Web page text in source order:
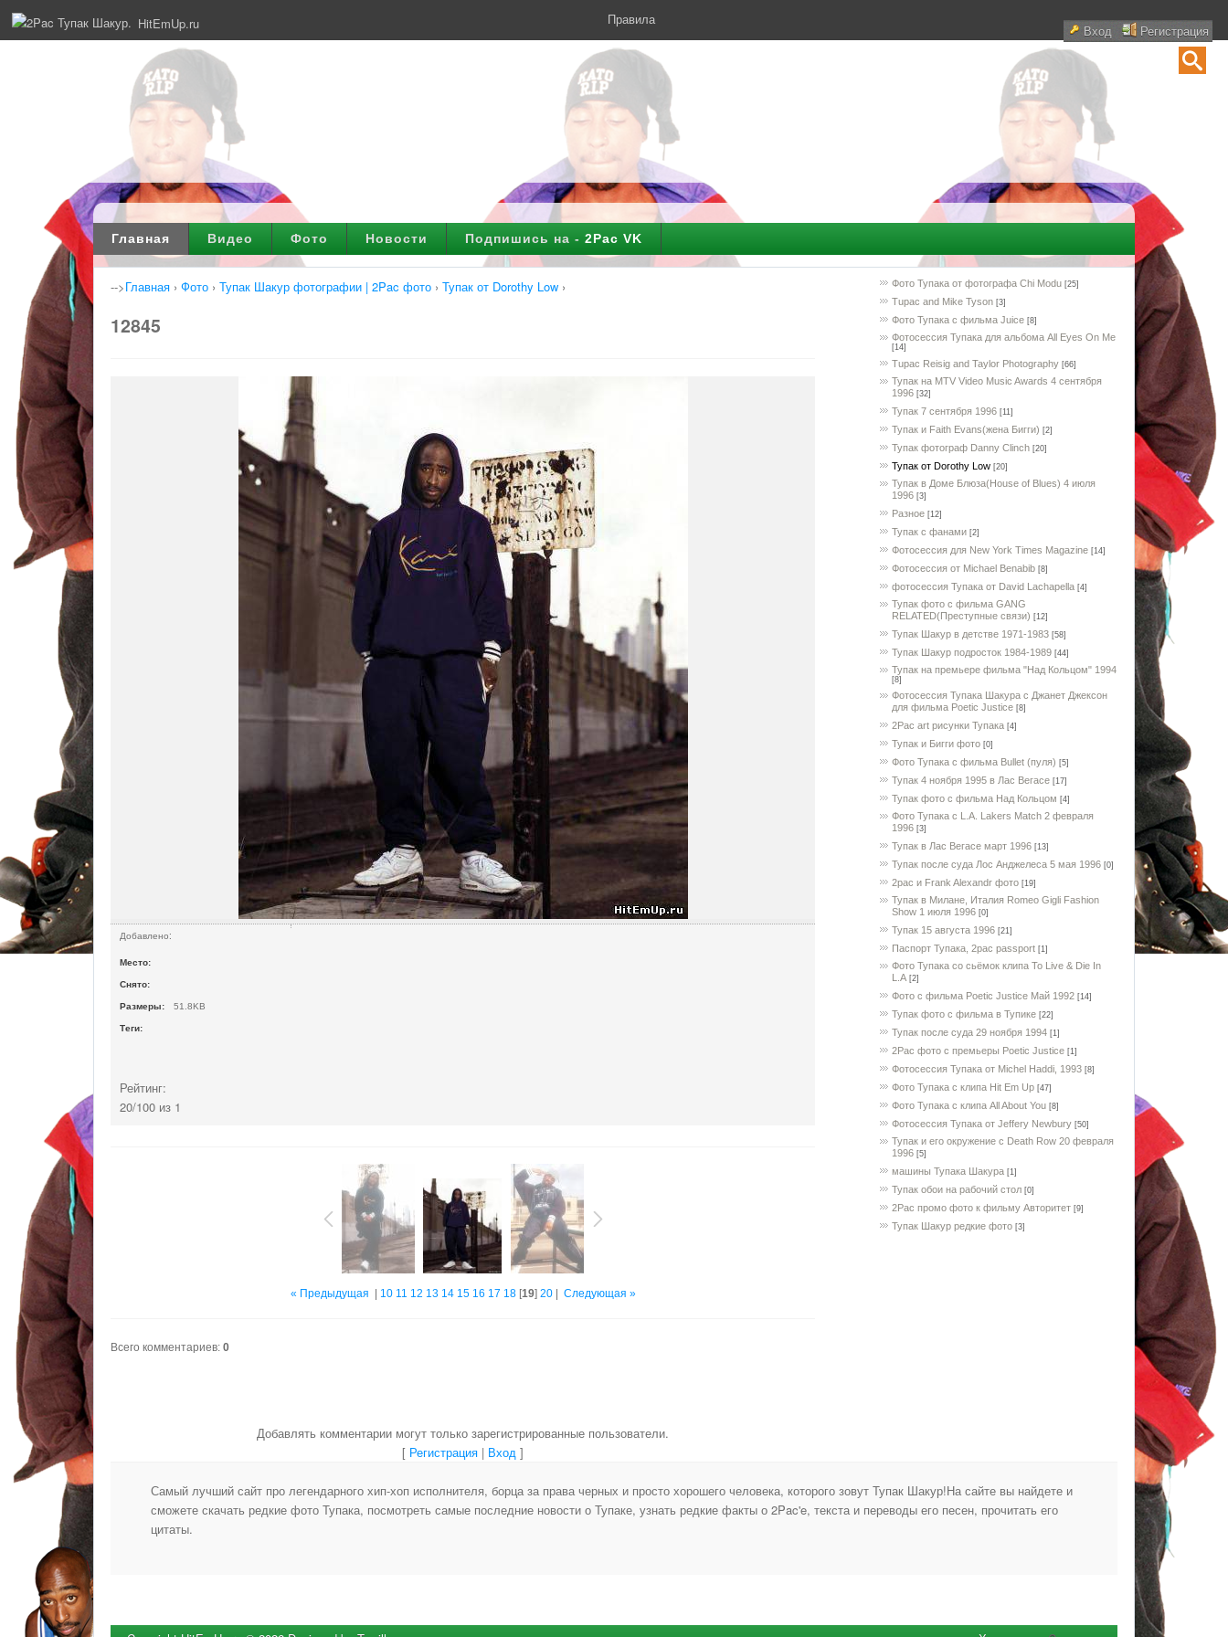
HitEmUp.ru Вход Регистрация
Правила
Главная Видео Фото Новости Подпишись на - 2Pac VK
Фото Тупака от фотографа Chi Modu [25]
Tupac and Mike Tyson [3]
Фото Тупака с фильма Juice [8]
Фотосессия Тупака для альбома All Eyes On Me
[14]
Tupac Reisig and Taylor Photography [66]
Тупак на MTV Video Music Awards 4 сентября
1996 [32]
Тупак 7 сентября 1996 [11]
Тупак и Faith Evans(жена Бигги) [2]
Тупак фотограф Danny Clinch [20]
Тупак от Dorothy Low [20]
Тупак в Доме Блюза(House of Blues) 4 июля
1996 [3]
Разное [12]
Тупак с фанами [2]
Фотосессия для New York Times Magazine [14]
Фотосессия от Michael Benabib [8]
фотосессия Тупака от David Lachapella [4]
Тупак фото с фильма GANG
RELATED(Преступные связи) [12]
Тупак Шакур в детстве 1971-1983 [58]
Тупак Шакур подросток 1984-1989 [44]
Тупак на премьере фильма "Над Кольцом" 1994
[8]
Фотосессия Тупака Шакура с Джанет Джексон
для фильма Poetic Justice [8]
2Pac art рисунки Тупака [4]
Тупак и Бигги фото [0]
Фото Тупака с фильма Bullet (пуля) [5]
Тупак 4 ноября 1995 в Лас Вегасе [17]
Тупак фото с фильма Над Кольцом [4]
Фото Тупака с L.A. Lakers Match 2 февраля
1996 [3]
Тупак в Лас Вегасе март 1996 [13]
Тупак после суда Лос Анджелеса 5 мая 1996 [0]
2pac и Frank Alexandr фото [19]
Тупак в Милане, Италия Romeo Gigli Fashion
Show 1 июля 1996 [0]
Тупак 15 августа 1996 [21]
Паспорт Тупака, 2pac passport [1]
Фото Тупака со сьёмок клипа To Live & Die In
L.A [2]
Фото с фильма Poetic Justice Май 1992 [14]
Тупак фото с фильма в Тупике [22]
Тупак после суда 29 ноября 1994 [1]
2Pac фото с премьеры Poetic Justice [1]
Фотосессия Тупака от Michel Haddi, 1993 [8]
Фото Тупака с клипа Hit Em Up [47]
Фото Тупака с клипа All About You [8]
Фотосессия Тупака от Jeffery Newbury [50]
Тупак и его окружение с Death Row 20 февраля
1996 [5]
машины Тупака Шакура [1]
Тупак обои на рабочий стол [0]
2Pac промо фото к фильму Авторитет [9]
Тупак Шакур редкие фото [3]
-->Главная › Фото › Тупак Шакур фотографии | 2Pac фото › Тупак от Dorothy Low ›
12845
Добавлено:
Место:
Снято:
Размеры: 51.8KB
Теги:
Рейтинг:
20/100 из 1
« Предыдущая 10 11 12 13 14 15 16 17 18[19] 20| Следующая »
Всего комментариев: 0
Добавлять комментарии могут только зарегистрированные пользователи.
[ Регистрация | Вход ]
Самый лучший сайт про легендарного хип-хоп исполнителя, борца за права черных и просто хорошего человека, которого зовут Тупак Шакур!На сайте вы найдете и
сможете скачать редкие фото Тупака, посмотреть самые последние новости о Тупаке, узнать редкие факты о 2Pac'e, текста и переводы его песен, прочитать его
цитаты.